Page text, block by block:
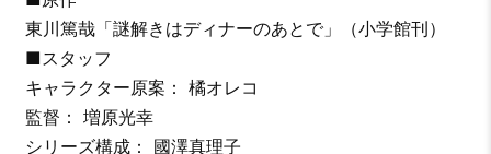
東川篤哉「謎解きはディナーのあとで」（小学館刊）
■スタッフ
キャラクター原案： 橘オレコ
監督： 増原光幸
シリーズ構成： 國澤真理子